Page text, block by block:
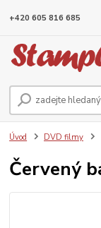
+420 605 816 685
Úvod DVD filmy
Červený